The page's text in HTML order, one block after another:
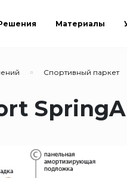
Материалы
Спортивный паркет